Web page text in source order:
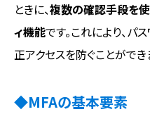
ときに、複数の確認手段を
ィ機能です。これにより、
正アクセスを防ぐことができ
◆MFAの基本要素